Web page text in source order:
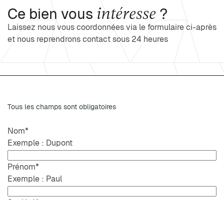
Ce bien vous intéresse ?
Laissez nous vous coordonnées via le formulaire ci-après
et nous reprendrons contact sous 24 heures
Tous les champs sont obligatoires
Nom*
Exemple : Dupont
Prénom*
Exemple : Paul